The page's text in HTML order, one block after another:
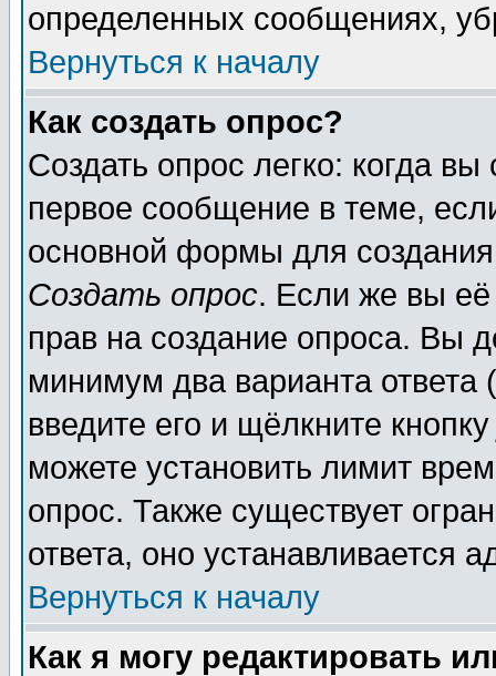
определенных сообщениях,
Вернуться к началу
Как создать опрос?
Создать опрос легко: когда
первое сообщение в теме,
основной формы для
Создать опрос. Если же вы её
прав на создание опроса. Вы
минимум два варианта ответа
введите его и щёлкните
можете установить лимит
опрос. Также существует
ответа, оно устанавливается
Вернуться к началу
Как я могу редактировать